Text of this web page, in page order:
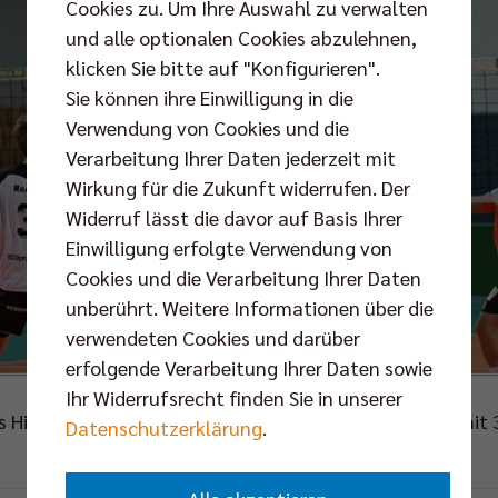
Hinspiel gegen VC Olympia gewannen die BR Volleys mit
Cookies zu. Um Ihre Auswahl zu verwalten
und alle optionalen Cookies abzulehnen,
klicken Sie bitte auf "Konfigurieren".
Sie können ihre Einwilligung in die
Verwendung von Cookies und die
Verarbeitung Ihrer Daten jederzeit mit
Wirkung für die Zukunft widerrufen. Der
Widerruf lässt die davor auf Basis Ihrer
Einwilligung erfolgte Verwendung von
Cookies und die Verarbeitung Ihrer Daten
unberührt. Weitere Informationen über die
verwendeten Cookies und darüber
erfolgende Verarbeitung Ihrer Daten sowie
Ihr Widerrufsrecht finden Sie in unserer
Datenschutzerklärung.